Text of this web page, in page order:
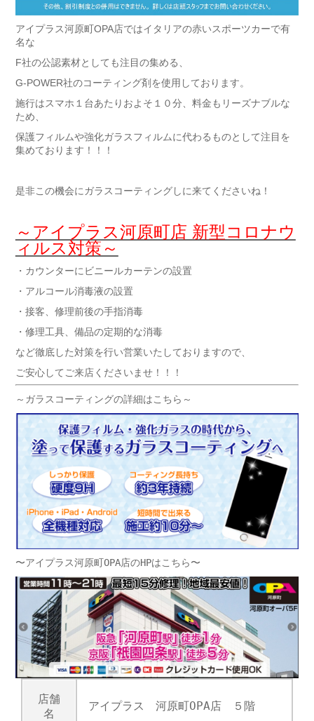
アイプラス河原町OPA店ではイタリアの赤いスポーツカーで有
名な
F社の公認素材としても注目の集める、
G-POWER社のコーティング剤を使用しております。
施行はスマホ１台あたりおよそ１０分、料金もリーズナブルな
ため、
保護フィルムや強化ガラスフィルムに代わるものとして注目を
集めております！！！
是非この機会にガラスコーティングしに来てくださいね！
～アイプラス河原町店 新型コロナウ
ィルス対策～
・カウンターにビニールカーテンの設置
・アルコール消毒液の設置
・接客、修理前後の手指消毒
・修理工具、備品の定期的な消毒
など徹底した対策を行い営業いたしておりますので、
ご安心してご来店くださいませ！！！
～ガラスコーティングの詳細はこちら～
〜アイプラス河原町OPA店のHPはこちら〜
店舗
名
アイプラス 河原町OPA店 ５階